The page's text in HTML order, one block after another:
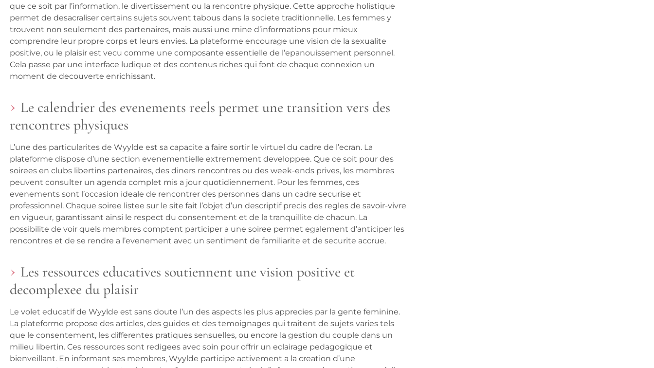
que ce soit par l’information, le divertissement ou la rencontre physique. Cette approche holistique
permet de desacraliser certains sujets souvent tabous dans la societe traditionnelle. Les femmes y
trouvent non seulement des partenaires, mais aussi une mine d’informations pour mieux
comprendre leur propre corps et leurs envies. La plateforme encourage une vision de la sexualite
positive, ou le plaisir est vecu comme une composante essentielle de l’epanouissement personnel.
Cela passe par une interface ludique et des contenus riches qui font de chaque connexion un
moment de decouverte enrichissant.
Le calendrier des evenements reels permet une transition vers des
rencontres physiques
L’une des particularites de Wyylde est sa capacite a faire sortir le virtuel du cadre de l’ecran. La
plateforme dispose d’une section evenementielle extremement developpee. Que ce soit pour des
soirees en clubs libertins partenaires, des diners rencontres ou des week-ends prives, les membres
peuvent consulter un agenda complet mis a jour quotidiennement. Pour les femmes, ces
evenements sont l’occasion ideale de rencontrer des personnes dans un cadre securise et
professionnel. Chaque soiree listee sur le site fait l’objet d’un descriptif precis des regles de savoir-vivre
en vigueur, garantissant ainsi le respect du consentement et de la tranquillite de chacun. La
possibilite de voir quels membres comptent participer a une soiree permet egalement d’anticiper les
rencontres et de se rendre a l’evenement avec un sentiment de familiarite et de securite accrue.
Les ressources educatives soutiennent une vision positive et
decomplexee du plaisir
Le volet educatif de Wyylde est sans doute l’un des aspects les plus apprecies par la gente feminine.
La plateforme propose des articles, des guides et des temoignages qui traitent de sujets varies tels
que le consentement, les differentes pratiques sensuelles, ou encore la gestion du couple dans un
milieu libertin. Ces ressources sont redigees avec soin pour offrir un eclairage pedagogique et
bienveillant. En informant ses membres, Wyylde participe activement a la creation d’une